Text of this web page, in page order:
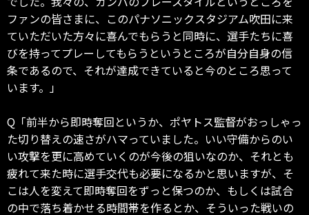
ファンの皆さまに、このパナソニックスタジアム吹田に来
ていただいた方々に喜んでもらうと同時に、選手たちに喜
びを持ってプレーしてもらうというところが自分自身の信
条であるので、それが達成できていると今のところ思って
います。」
Q「前半から即時奪回というか、ポヤトス監督がおっしゃっ
た切り替えの速さがハマっていました。いい守備からのい
い攻撃を更に高めていくのが今後の狙いなのか、それとも
疲れて来た時に選手交代も必要になるかと思いますが、そ
こは人を変えて即時奪回をずっと保つのか、もしくは試合
の中で落ち着かせる時間帯を作るとか、そういった戦いの